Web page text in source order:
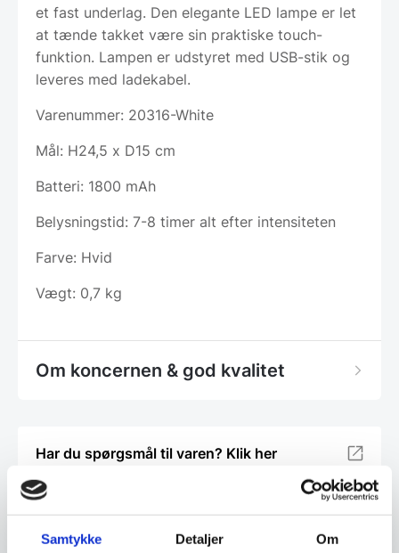
Samtykke Detaljer Om
et fast underlag. Den elegante LED lampe er let
at tænde takket være sin praktiske touch-
funktion. Lampen er udstyret med USB-stik og
leveres med ladekabel.
Varenummer: 20316-White
Mål: H24,5 x D15 cm
Batteri: 1800 mAh
Belysningstid: 7-8 timer alt efter intensiteten
Farve: Hvid
Vægt: 0,7 kg
Om koncernen & god kvalitet
Har du spørgsmål til varen? Klik her
Vi prismatcher - Klik her